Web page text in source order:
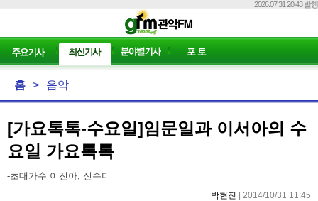
2026.07.31 20:43 발행
홈 > 음악
[가요톡톡-수요일]임문일과 이서아의 수
요일 가요톡톡
-초대가수 이진아, 신수미
박현진 | 2014/10/31 11:45